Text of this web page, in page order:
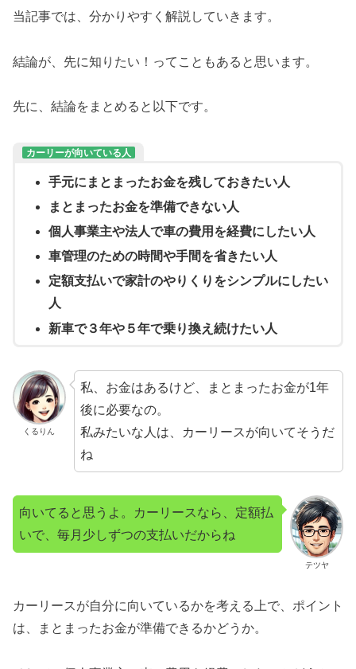
当記事では、分かりやすく解説していきます。
結論が、先に知りたい！ってこともあると思います。
先に、結論をまとめると以下です。
カーリーが向いている人
手元にまとまったお金を残しておきたい人
まとまったお金を準備できない人
個人事業主や法人で車の費用を経費にしたい人
車管理のための時間や手間を省きたい人
定額支払いで家計のやりくりをシンプルにしたい
人
新車で３年や５年で乗り換え続けたい人
くるりん
私、お金はあるけど、まとまったお金が1年
後に必要なの。
私みたいな人は、カーリースが向いてそうだ
ね
テツヤ
向いてると思うよ。カーリースなら、定額払
いで、毎月少しずつの支払いだからね
カーリースが自分に向いているかを考える上で、ポイント
は、まとまったお金が準備できるかどうか。